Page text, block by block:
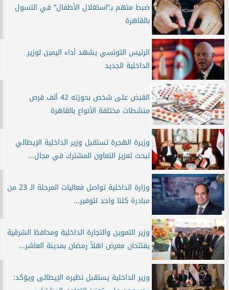
ضبط متهم بـ”استغلال الأطفال” في التسول
بالقاهرة
الرئيس التونسي يشهد أداء اليمين لوزير
الداخلية الجديد
القبض على شخص بحوزته 42 ألف قرص
منشطات مختلفة الأنواع بالقاهرة
وزيرة الهجرة تستقبل وزير الداخلية الإيطالي
لبحث تعزيز التعاون المشترك في مجال...
وزارة الداخلية تواصل فعاليات المرحلة الـ 23 من
مبادرة كلنا واحد لتوفير...
وزير التموين والتجارة الداخلية ومحافظ الشرقية
يفتتحان معرض اهلاً رمضان بمدينة العاشر...
وزير الداخلية يستقبل نظيره الإيطالى ويؤكد: